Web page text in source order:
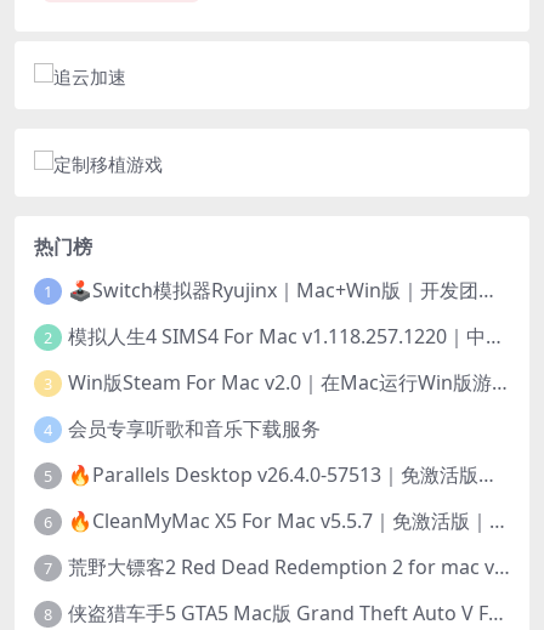
热门榜
1 🕹️Switch模拟器Ryujinx｜Mac+Win版｜开发团队已解散此乃最后的绝唱版本
2 模拟人生4 SIMS4 For Mac v1.118.257.1220｜中文原生版｜无限金币｜全100DLC
3 Win版Steam For Mac v2.0｜在Mac运行Win版游戏！｜升级GPTK4.0支持！
4 会员专享听歌和音乐下载服务
5 🔥Parallels Desktop v26.4.0-57513｜免激活版｜在Mac上安装Windows/Linux等系统[赠Windows激活]
6 🔥CleanMyMac X5 For Mac v5.5.7｜免激活版｜macOS系统优化/清理神器
7 荒野大镖客2 Red Dead Redemption 2 for mac v1436.28｜中文移植版｜最好玩的开放世界游戏
8 侠盗猎车手5 GTA5 Mac版 Grand Theft Auto V For Mac｜中文破解版